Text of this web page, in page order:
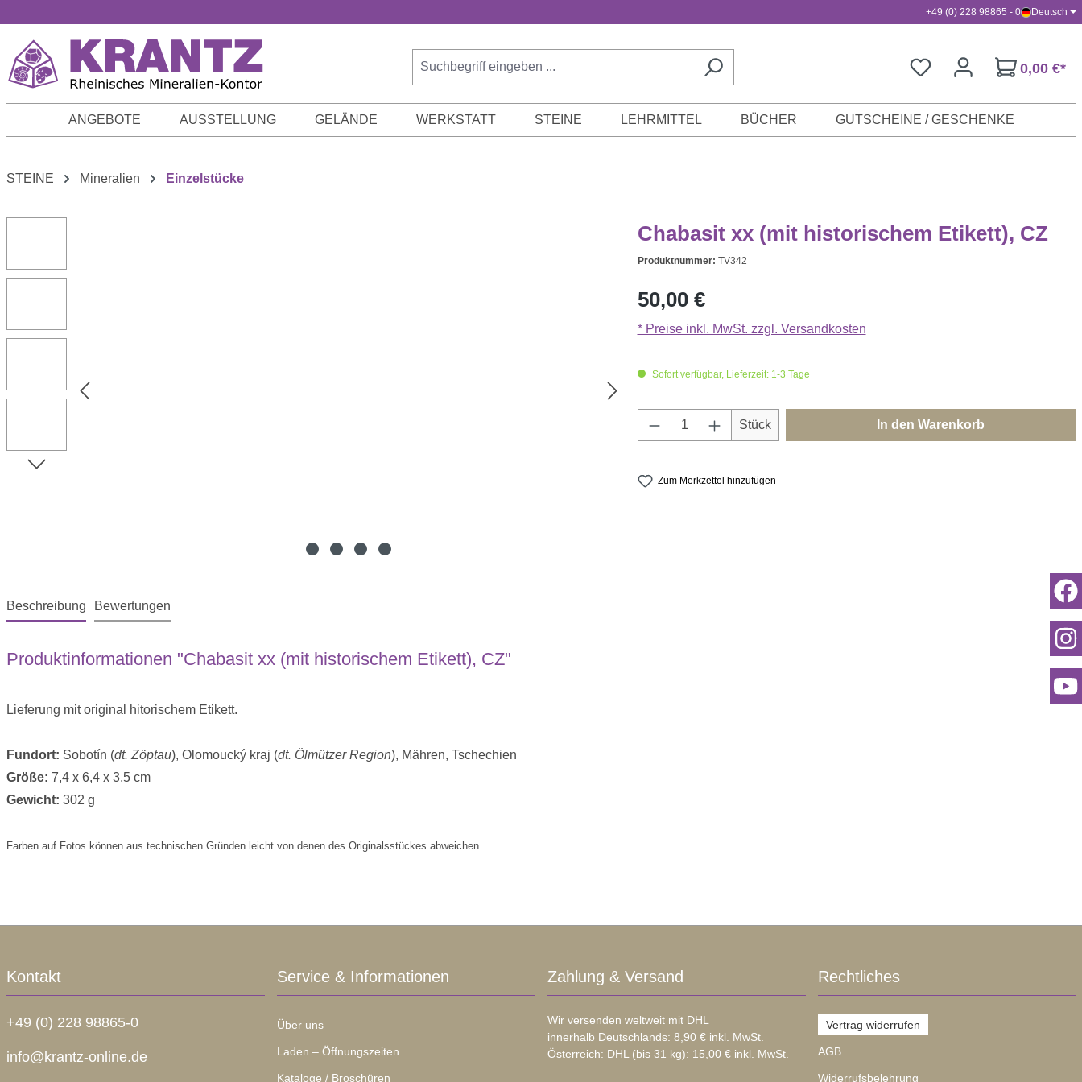
+49 (0) 228 98865 - 0 Deutsch
0,00 €*
ANGEBOTE AUSSTELLUNG GELÄNDE WERKSTATT STEINE LEHRMITTEL BÜCHER GUTSCHEINE / GESCHENKE
STEINE Mineralien Einzelstücke
Chabasit xx (mit historischem Etikett), CZ
Produktnummer: TV342
Regulärer Preis:
50,00 €
* Preise inkl. MwSt. zzgl. Versandkosten
Sofort verfügbar, Lieferzeit: 1-3 Tage
Produkt Anzahl: Gib den gewünschten Wert ein
Stück In den Warenkorb
Zum Merkzettel hinzufügen
Beschreibung Bewertungen
Produktinformationen "Chabasit xx (mit historischem Etikett), CZ"
Lieferung mit original hitorischem Etikett.
Fundort: Sobotín (dt. Zöptau), Olomoucký kraj (dt. Ölmützer Region), Mähren, Tschechien
Größe: 7,4 x 6,4 x 3,5 cm
Gewicht: 302 g
Farben auf Fotos können aus technischen Gründen leicht von denen des Originalsstückes abweichen.
Kontakt
+49 (0) 228 98865-0
info@krantz-online.de
Service & Informationen
Über uns
Laden – Öffnungszeiten
Kataloge / Broschüren
Zahlung & Versand
Wir versenden weltweit mit DHL
innerhalb Deutschlands: 8,90 € inkl. MwSt.
Österreich: DHL (bis 31 kg): 15,00 € inkl. MwSt.
Rechtliches
Vertrag widerrufen
AGB
Widerrufsbelehrung